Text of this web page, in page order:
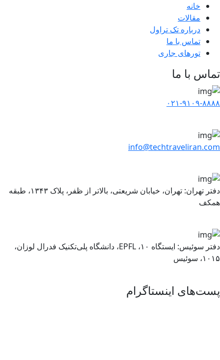
خانه
مقالات
درباره تک تراول
تماس با ما
تورهای جاری
با ما
۹۱۰۹-۸۸۸۸
دفتر تهران: تهران، خیابان شریعتی، بالاتر از ظفر، پلاک ۱۳۴۳، طبقه
دفتر سوئیس: ایستگاه ۱۰، EPFL، دانشگاه پلی‌تکنیک فدرال لوزان،
سوئیس
اینستاگرام